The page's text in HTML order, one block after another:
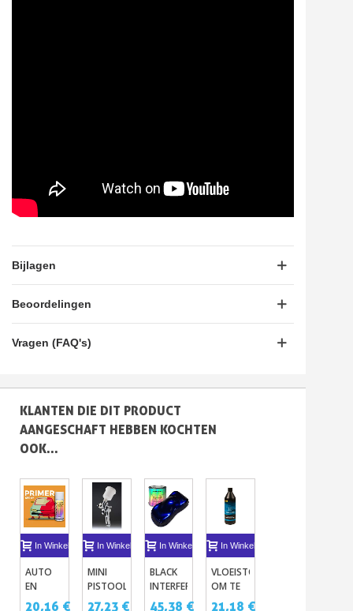
Bijlagen
Beoordelingen
Vragen (FAQ's)
KLANTEN DIE DIT PRODUCT
AANGESCHAFT HEBBEN KOCHTEN
OOK...
In Winkelwagen
AUTO
EN
MOTORFIETS
20,16 €
In Winkelwagen
MINI
PISTOOL
HVLP
27,23 €
In Winkelwagen
BLACK
INTERFERENCE
PARELMOER
45,38 €
In Winkelwagen
VLOEISTOF
OM TE
POLIJSTEN
21,18 €